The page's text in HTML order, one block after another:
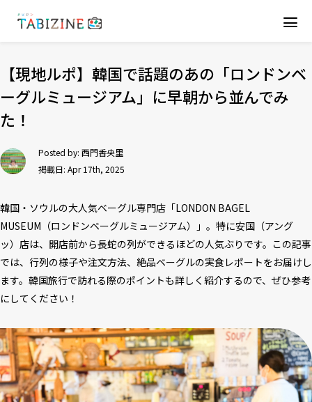
【現地ルポ】韓国で話題のあの「ロンドンベ
ーグルミュージアム」に早朝から並んでみ
た！
Posted by: 西門香央里
掲載日: Apr 17th, 2025
韓国・ソウルの大人気ベーグル専門店「LONDON BAGEL
MUSEUM（ロンドンベーグルミュージアム）」。特に安国（アング
ッ）店は、開店前から長蛇の列ができるほどの人気ぶりです。この記事
では、行列の様子や注文方法、絶品ベーグルの実食レポートをお届けし
ます。韓国旅行で訪れる際のポイントも詳しく紹介するので、ぜひ参考
にしてください！